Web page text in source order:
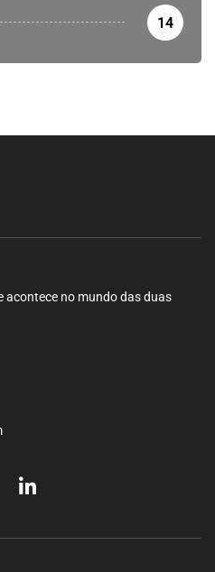
14
acontece no mundo das duas